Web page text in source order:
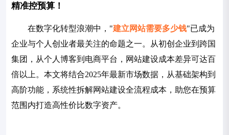
精准控预算！
在数字化转型浪潮中，"建立网站需要多少钱"已成为
企业与个人创业者最关注的命题之一。从初创企业到跨国
集团，从个人博客到电商平台，网站建设成本差异可达百
倍以上。本文将结合2025年最新市场数据，从基础架构到
高阶功能，系统性拆解网站建设全流程成本，助您在预算
范围内打造高性价比数字资产。